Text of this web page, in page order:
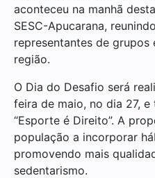
aconteceu na manhã
SESC-Apucarana,
representantes de
região.
O Dia do Desafio será
feira de maio, no dia 27,
“Esporte é Direito”. A
população a incorporar
promovendo mais
sedentarismo.